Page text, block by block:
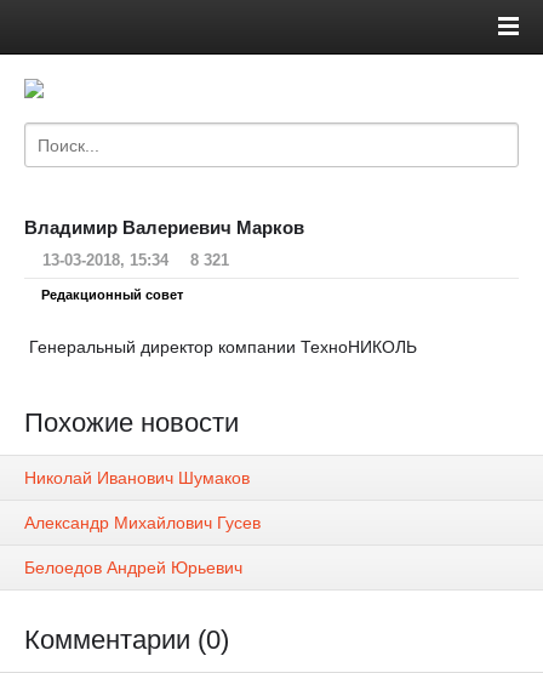
Владимир Валериевич Марков
13-03-2018, 15:34 8 321
Редакционный совет
Генеральный директор компании ТехноНИКОЛЬ
Похожие новости
Николай Иванович Шумаков
Александр Михайлович Гусев
Белоедов Андрей Юрьевич
Комментарии (0)